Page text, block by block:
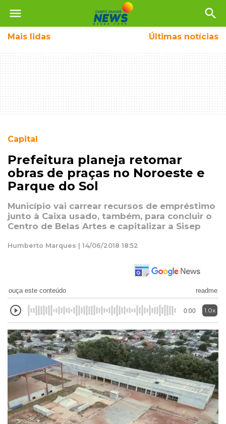
menu search
Mais lidas Últimas notícias
Capital
Prefeitura planeja retomar
obras de praças no Noroeste e
Parque do Sol
Município vai carrear recursos de empréstimo
junto à Caixa usado, também, para concluir o
Centro de Belas Artes e capitalizar a Sisep
Humberto Marques | 14/06/2018 18:52
ouça este conteúdo readme
0:00 1.0x